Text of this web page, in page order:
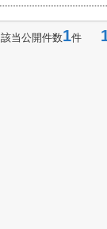
該当公開件数1件